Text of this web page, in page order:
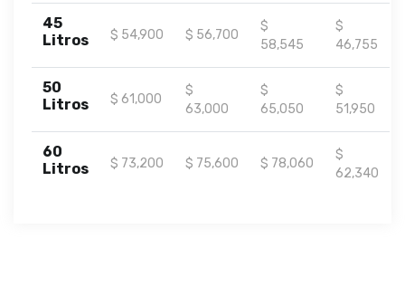
45
Litros
$ 54,900 $ 56,700
$
58,545
$
46,755
50
Litros
$ 61,000
$
63,000
$
65,050
$
51,950
60
Litros
$ 73,200 $ 75,600 $ 78,060
$
62,340